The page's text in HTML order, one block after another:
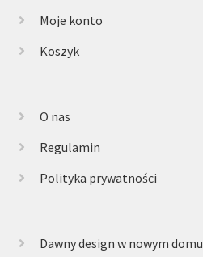
Moje konto
Koszyk
O nas
Regulamin
Polityka prywatności
Dawny design w nowym domu